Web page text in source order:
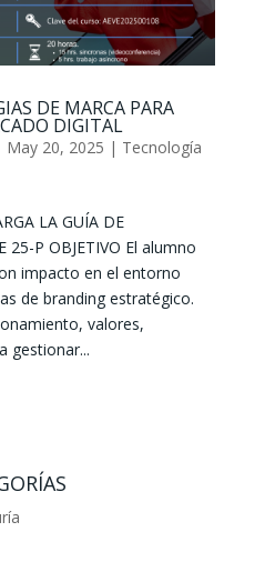
DE MARCA PARA
DIGITAL
May 20, 2025 | Tecnología
LA GUÍA DE
25-P OBJETIVO El alumno
impacto en el entorno
de branding estratégico.
valores,
gestionar...